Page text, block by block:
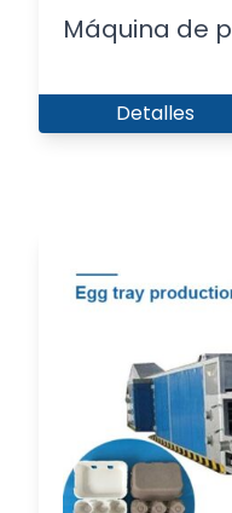
Máquina de
Detalles